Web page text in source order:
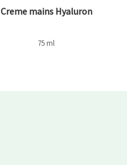
Creme mains Hyaluron
75 ml